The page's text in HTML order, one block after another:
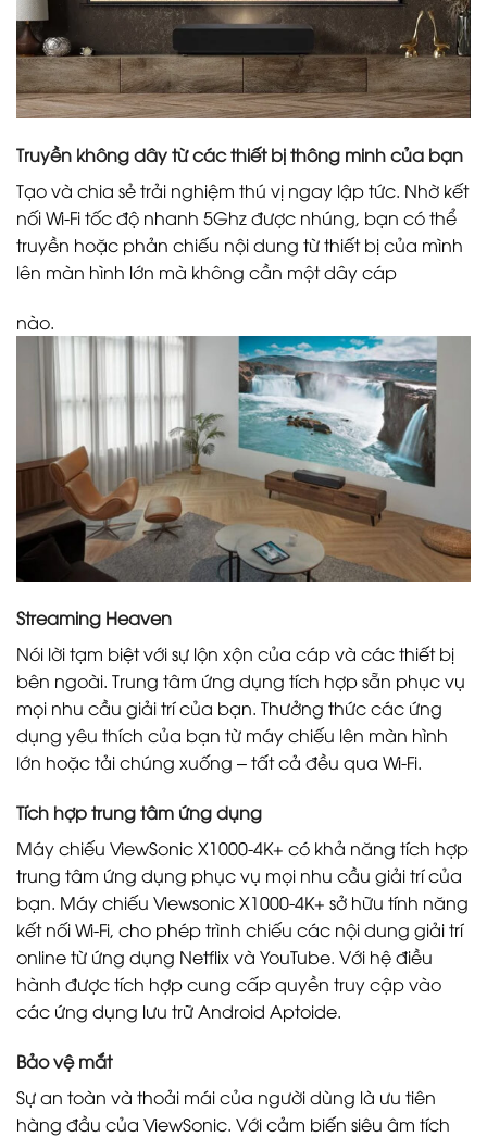
Truyền không dây từ các thiết bị thông minh của bạn
Tạo và chia sẻ trải nghiệm thú vị ngay lập tức. Nhờ kết
nối Wi-Fi tốc độ nhanh 5Ghz được nhúng, bạn có thể
truyền hoặc phản chiếu nội dung từ thiết bị của mình
lên màn hình lớn mà không cần một dây cáp
nào.
Streaming Heaven
Nói lời tạm biệt với sự lộn xộn của cáp và các thiết bị
bên ngoài. Trung tâm ứng dụng tích hợp sẵn phục vụ
mọi nhu cầu giải trí của bạn. Thưởng thức các ứng
dụng yêu thích của bạn từ máy chiếu lên màn hình
lớn hoặc tải chúng xuống – tất cả đều qua Wi-Fi.
Tích hợp trung tâm ứng dụng
Máy chiếu ViewSonic X1000-4K+ có khả năng tích hợp
trung tâm ứng dụng phục vụ mọi nhu cầu giải trí của
bạn. Máy chiếu Viewsonic X1000-4K+ sở hữu tính năng
kết nối Wi-Fi, cho phép trình chiếu các nội dung giải trí
online từ ứng dụng Netflix và YouTube. Với hệ điều
hành được tích hợp cung cấp quyền truy cập vào
các ứng dụng lưu trữ Android Aptoide.
Bảo vệ mắt
Sự an toàn và thoải mái của người dùng là ưu tiên
hàng đầu của ViewSonic. Với cảm biến siêu âm tích